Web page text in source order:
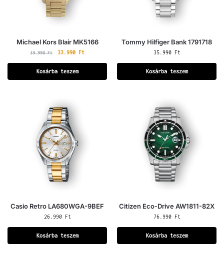
Michael Kors Blair MK5166
39.990Ft 33.990 Ft
Kosárba teszem
Tommy Hilfiger Bank 1791718
35.990 Ft
Kosárba teszem
Casio Retro LA680WGA-9BEF
26.990 Ft
Kosárba teszem
Citizen Eco-Drive AW1811-82X
76.990 Ft
Kosárba teszem